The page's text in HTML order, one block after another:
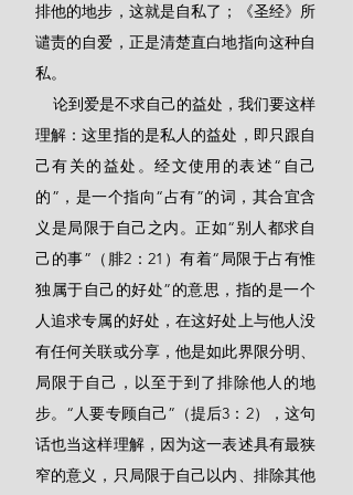
排他的地步，这就是自私了；《圣经》所
谴责的自爱，正是清楚直白地指向这种自
私。
理解：这里指的是私人的益处，即只跟自
己有关的益处。经文使用的表述“自己
的”，是一个指向“占有”的词，其合宜含
义是局限于自己之内。正如“别人都求自
己的事”（腓2：21）有着“局限于占有惟
独属于自己的好处”的意思，指的是一个
人追求专属的好处，在这好处上与他人没
有任何关联或分享，他是如此界限分明、
局限于自己，以至于到了排除他人的地
步。“人要专顾自己”（提后3：2），这句
话也当这样理解，因为这一表述具有最狭
窄的意义，只局限于自己以内、排除其他